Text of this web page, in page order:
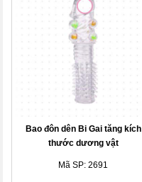
Bao đôn dên Bi Gai tăng kích
thước dương vật
Mã SP: 2691